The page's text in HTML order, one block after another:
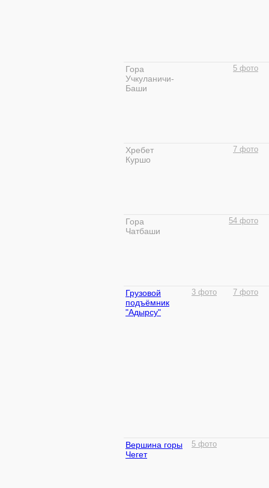
Гора
Учкуланичи-
Баши
5 фото
Хребет
Куршо
7 фото
Гора
Чатбаши
54 фото
Грузовой
подъёмник
"Адырсу"
3 фото 7 фото
Вершина горы
Чегет
5 фото